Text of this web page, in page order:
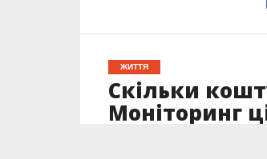
ЖИТТЯ
Скільки
Моніторинг